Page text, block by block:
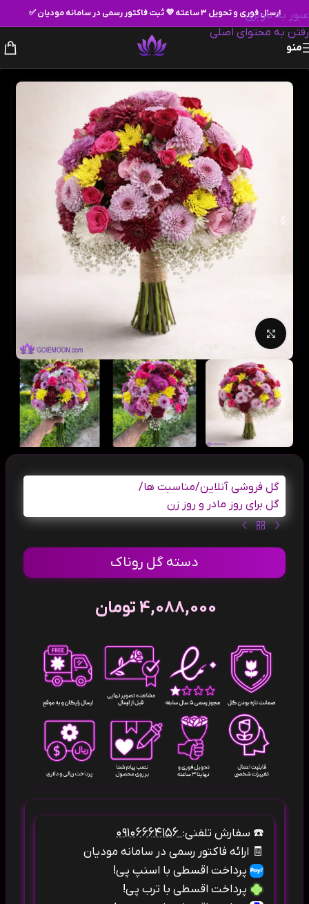
عبور به ناوبری
رفتن به محتوای اصلی
ارسال فوری و تحویل ۳ ساعته 💜 ثبت فاکتور رسمی در سامانه مودیان ✅
منو
بزرگنمایی تصویر
گل فروشی آنلاین/مناسبت ها/
گل برای روز مادر و روز زن
دسته گل روناک
4,088,000تومان
☎️ سفارش تلفنی:۰۹۱۰۶۶۶۴۱۵۶
🧾 ارائه فاکتور رسمی در سامانه مودیان
پرداخت اقسطی با اسنپ پی!
پرداخت اقسطی با ترب پی!